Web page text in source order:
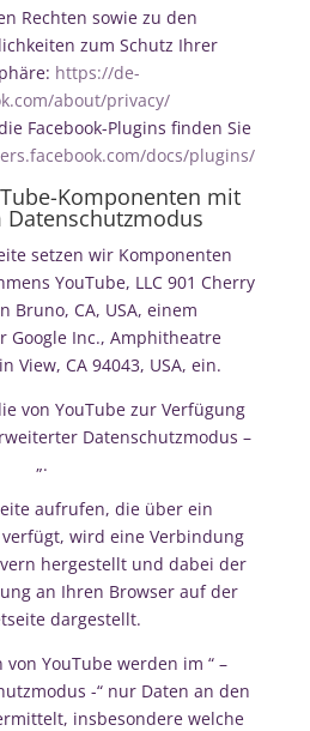
Rechten sowie zu den
zum Schutz Ihrer
https://de-
about/privacy/
Facebook-Plugins finden Sie
docs/plugins/
Komponenten mit
setzen wir Komponenten
YouTube, LLC 901 Cherry
Bruno, CA, USA, einem
Google Inc., Amphitheatre
View, CA 94043, USA, ein.
von YouTube zur Verfügung
Datenschutzmodus –
„.
aufrufen, die über ein
wird eine Verbindung
hergestellt und dabei der
an Ihren Browser auf der
dargestellt.
YouTube werden im “ –
-“ nur Daten an den
insbesondere welche